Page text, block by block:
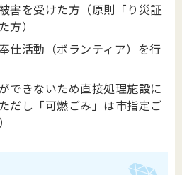
害を受けた方（原則「り災証
方）
仕活動（ボランティア）を行
できないため直接処理施設に
だし「可燃ごみ」は市指定ご